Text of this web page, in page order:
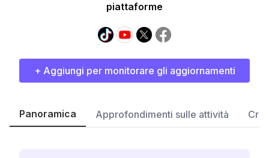
piattaforme
+ Aggiungi per monitorare gli aggiornamenti
Panoramica Approfondimenti sulle attività